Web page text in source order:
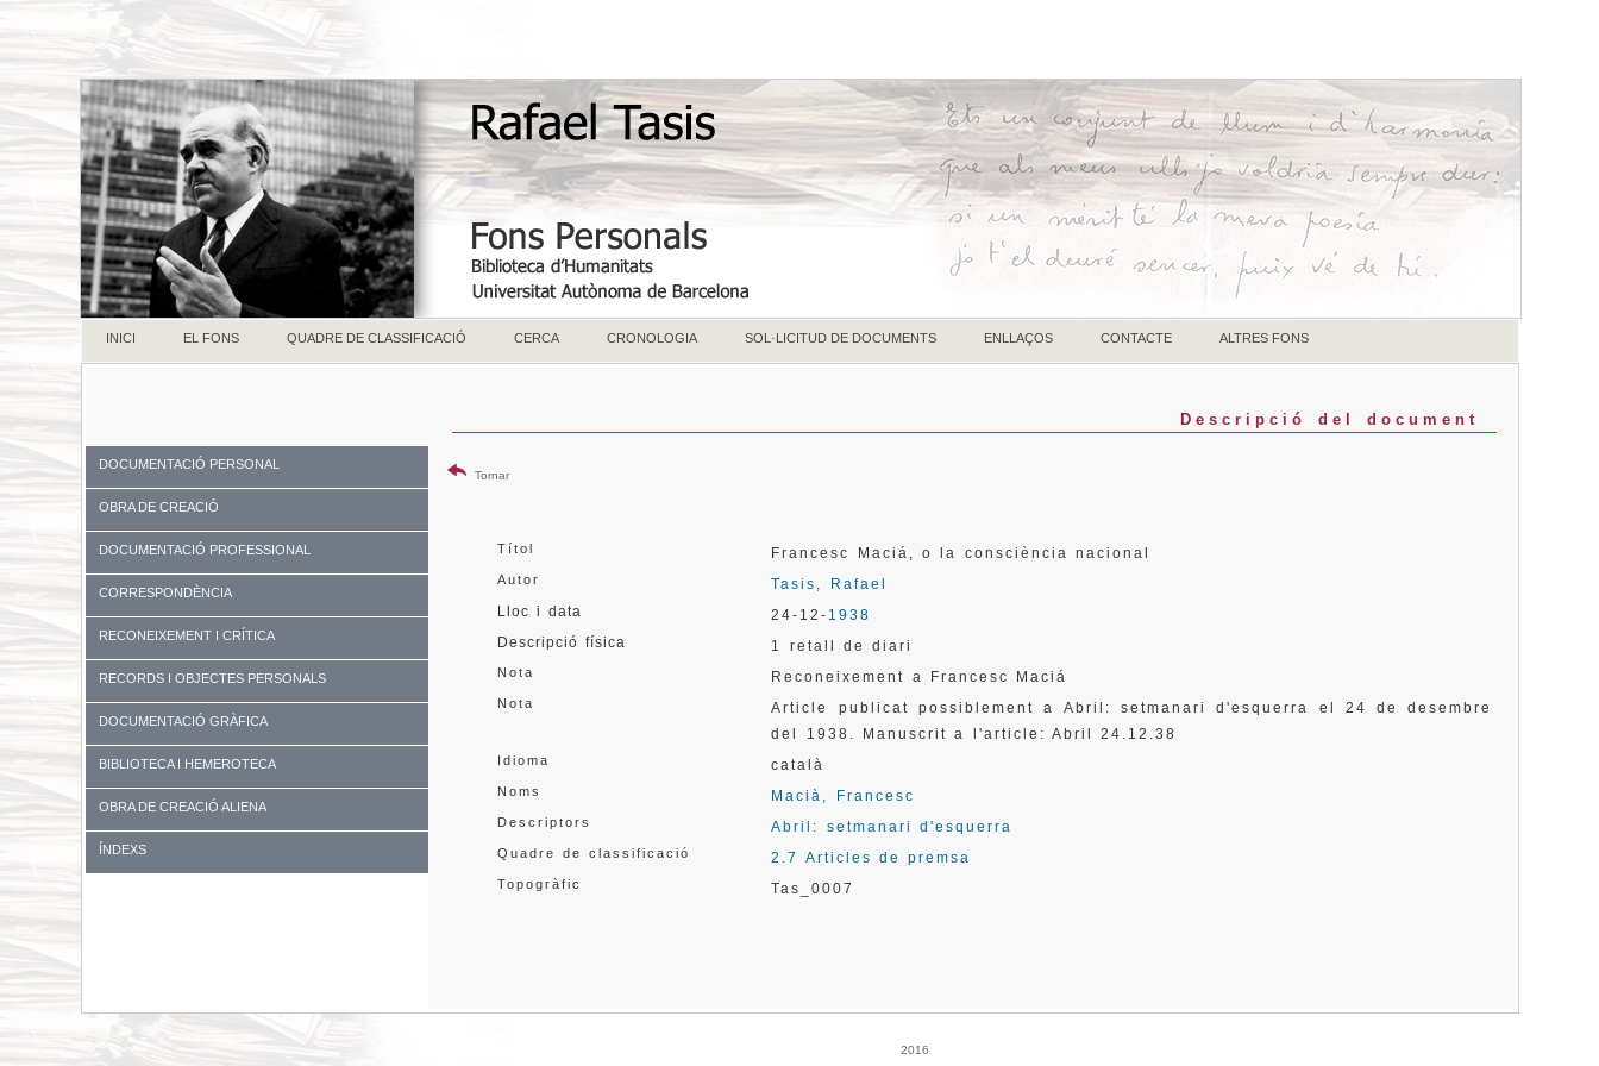
INICI EL FONS QUADRE DE CLASSIFICACIÓ CERCA CRONOLOGIA SOL·LICITUD DE DOCUMENTS ENLLAÇOS CONTACTE ALTRES FONS
DOCUMENTACIÓ PERSONAL
OBRA DE CREACIÓ
DOCUMENTACIÓ PROFESSIONAL
CORRESPONDÈNCIA
RECONEIXEMENT I CRÍTICA
RECORDS I OBJECTES PERSONALS
DOCUMENTACIÓ GRÀFICA
BIBLIOTECA I HEMEROTECA
OBRA DE CREACIÓ ALIENA
ÍNDEXS
Descripció del document
Tornar
Títol Francesc Maciá, o la consciència nacional
Autor
Tasis, Rafael
Lloc i data
24-12- 1938
Descripció física
1 retall de diari
Nota Reconeixement a Francesc Maciá
Nota
Article publicat possiblement a Abril: setmanari d'esquerra el 24 de desembre
del 1938. Manuscrit a l'article: Abril 24.12.38
Idioma català
Noms Macià, Francesc
Descriptors Abril: setmanari d'esquerra
Quadre de classificació 2.7 Articles de premsa
Topogràfic Tas_0007
2016